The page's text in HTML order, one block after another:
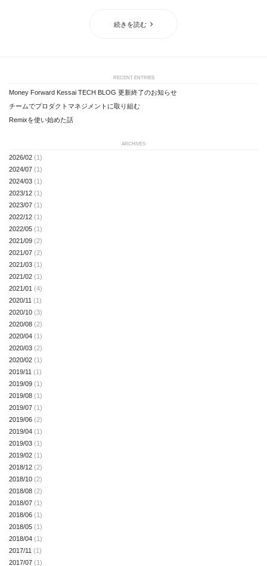
続きを読む
RECENT ENTRIES
Money Forward Kessai TECH BLOG 更新終了のお知らせ
チームでプロダクトマネジメントに取り組む
Remixを使い始めた話
ARCHIVES
2026/02 (1)
2024/07 (1)
2024/03 (1)
2023/12 (1)
2023/07 (1)
2022/12 (1)
2022/05 (1)
2021/09 (2)
2021/07 (2)
2021/03 (1)
2021/02 (1)
2021/01 (4)
2020/11 (1)
2020/10 (3)
2020/08 (2)
2020/04 (1)
2020/03 (2)
2020/02 (1)
2019/11 (1)
2019/09 (1)
2019/08 (1)
2019/07 (1)
2019/06 (2)
2019/04 (1)
2019/03 (1)
2019/02 (1)
2018/12 (2)
2018/10 (2)
2018/08 (2)
2018/07 (1)
2018/06 (1)
2018/05 (1)
2018/04 (1)
2017/11 (1)
2017/07 (1)